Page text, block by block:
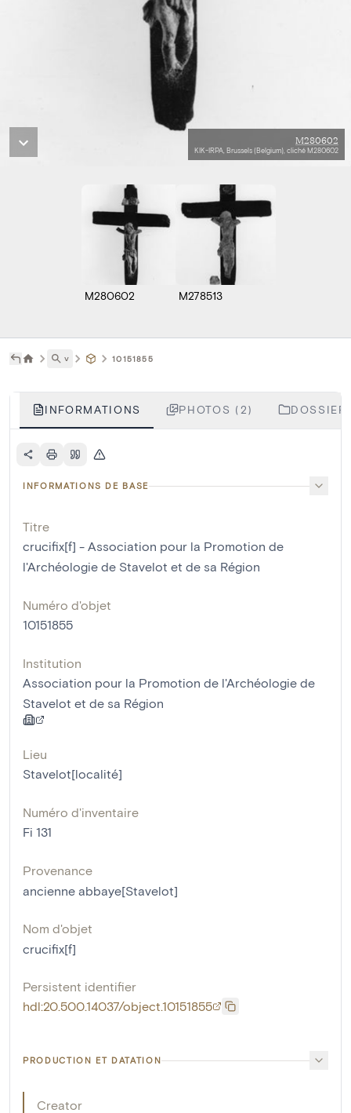
M280602
KIK-IRPA, Brussels (Belgium), cliché M280602
M280602 M278513
˅ 10151855
INFORMATIONS PHOTOS (2)
INFORMATIONS DE BASE
Titre
crucifix[f] - Association pour la Promotion de
l'Archéologie de Stavelot et de sa Région
Numéro d'objet
10151855
Institution
Association pour la Promotion de l'Archéologie de
Stavelot et de sa Région
Lieu
Stavelot[localité]
Numéro d'inventaire
Fi 131
Provenance
ancienne abbaye[Stavelot]
Nom d'objet
crucifix[f]
Persistent identifier
hdl:20.500.14037/object.10151855
PRODUCTION ET DATATION
Creator